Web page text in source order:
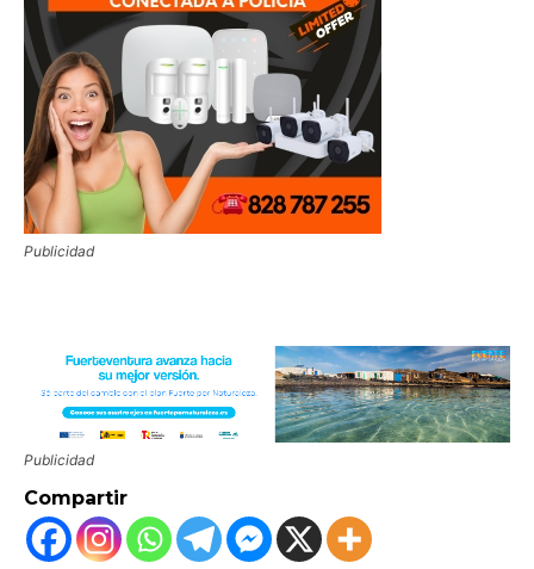
Publicidad
Publicidad
Compartir